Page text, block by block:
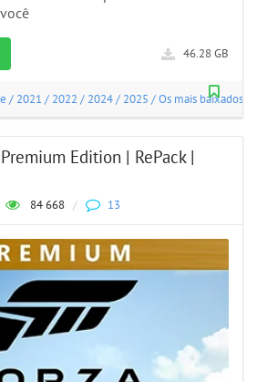
46.28 GB
/ 2021 / 2022 / 2024/ 2025 /Os mais baixados
Edition | RePack |
84 668 / 13